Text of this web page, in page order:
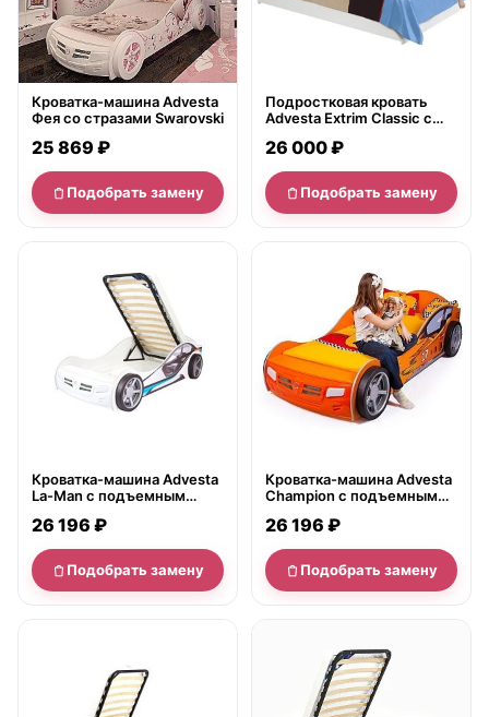
Кроватка-машина Advesta
Фея со стразами Swarovski
25 869 ₽
Подобрать замену
Подростковая кровать
Advesta Extrim Classic с
26 000 ₽
Подобрать замену
Кроватка-машина Advesta
La-Man с подъемным
26 196 ₽
Подобрать замену
Кроватка-машина Advesta
Champion с подъемным
26 196 ₽
Подобрать замену